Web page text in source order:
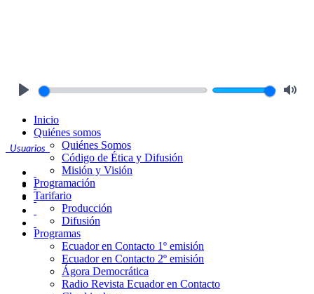
Usuarios
Inicio
Quiénes somos
Quiénes Somos
Código de Ética y Difusión
Misión y Visión
Programación
Tarifario
Producción
Difusión
Programas
Ecuador en Contacto 1º emisión
Ecuador en Contacto 2º emisión
Ágora Democrática
Radio Revista Ecuador en Contacto